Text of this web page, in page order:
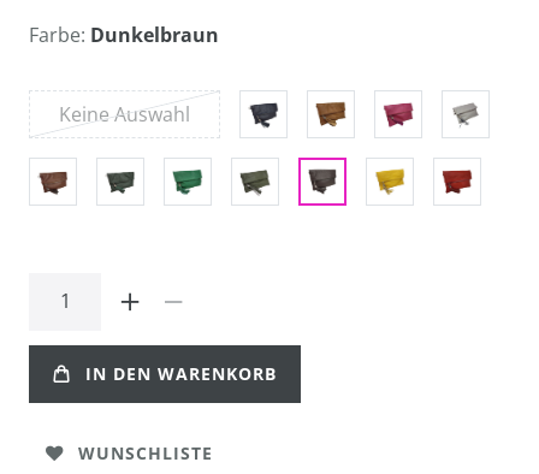
Farbe: Dunkelbraun
Keine Auswahl
IN DEN WARENKORB
WUNSCHLISTE